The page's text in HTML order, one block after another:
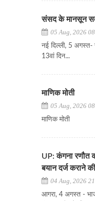
संसद के मानसून
05 Aug, 2026
नई दिल्ली, 5
13वां दिन...
माणिक मोती
05 Aug, 2026
माणिक मोती
UP: कंगना रणौत
बयान दर्ज कराने
04 Aug, 2026
आगरा, 4 अगस्त -